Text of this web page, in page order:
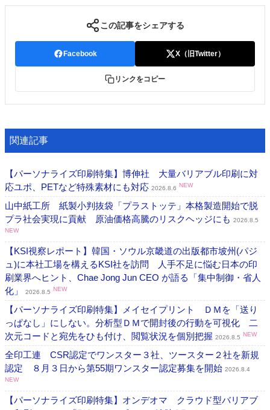
この記事をシェアする
Facebook X（旧Twitter）
リンクをコピー
関連記事
【パーソナライズ印刷特集】博伸社 大量バリアブル印刷に対
応ユポ、PETなど特殊素材にも対応 2026.8.6 NEW
山中紙工所 紙製小判抜袋「プラストッテ」本格製造開始で脱
プラ社会実現に貢献 原油価格高騰のリスクヘッジにも 2026.8.5
NEW
【KSI視察レポート】韓国・ソウル京畿道の出版都市坡州(パジ
ュ)に本社工場を構えるKSI社を訪問 人手不足に悩む日本の印
刷業界へヒント、Chae Jong Jun CEO が語る「集中制御・省人
化」
2026.8.5 NEW
【パーソナライズ印刷特集】メイセイプリント ＤＭを「送り
っぱなし」にしない。分析型ＤＭで開封後の行動を可視化 二
次元コードと宛先をひも付け、閲覧状況を個別把握 2026.8.5 NEW
全印工連 CSR認定でワンスター３社、ツースター２社を新規
認定 ８月３日から第55期ワンスター認定募集を開始 2026.8.4
NEW
【パーソナライズ印刷特集】オンデオマ クラウド型バリアブ